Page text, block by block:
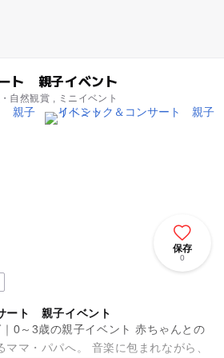
ト 親子イベント
自然観賞 , ミニイベント
保存
0
ート 親子イベント
の親子イベント 赤ちゃんとの
音楽に包まれながら、